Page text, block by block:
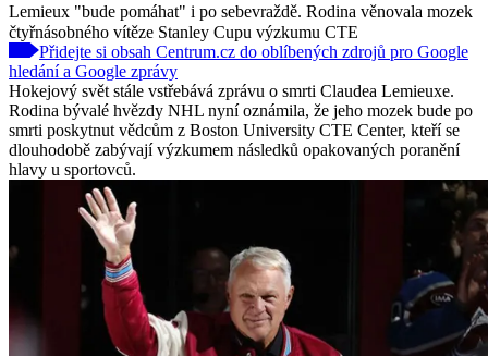
Lemieux "bude pomáhat" i po sebevraždě. Rodina věnovala mozek
čtyřnásobného vítěze Stanley Cupu výzkumu CTE
Přidejte si obsah Centrum.cz do oblíbených zdrojů pro Google
hledání a Google zprávy
Hokejový svět stále vstřebává zprávu o smrti Claudea Lemieuxe.
Rodina bývalé hvězdy NHL nyní oznámila, že jeho mozek bude po
smrti poskytnut vědcům z Boston University CTE Center, kteří se
dlouhodobě zabývají výzkumem následků opakovaných poranění
hlavy u sportovců.